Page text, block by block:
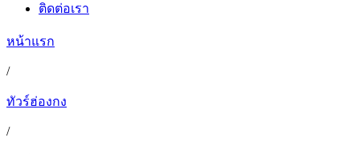
ติดต่อเรา
หน้าแรก
/
ทัวร์ฮ่องกง
/